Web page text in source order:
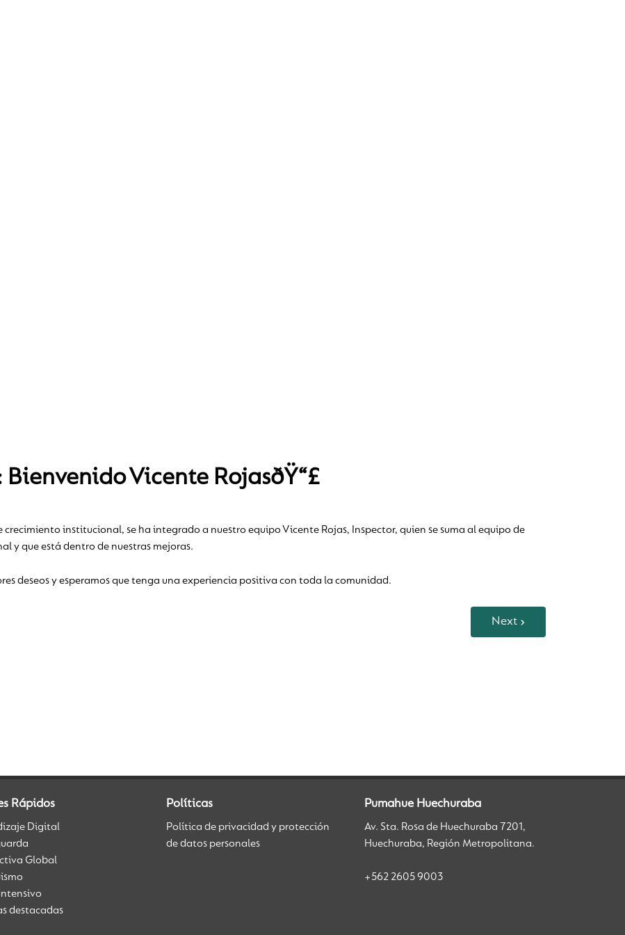
Vicente RojasðŸ“£
institucional, se ha integrado a nuestro equipo Vicente Rojas, Inspector, quien se suma al equipo de
y que está dentro de nuestras mejoras.
deseos y esperamos que tenga una experiencia positiva con toda la comunidad.
Next
Rápidos
Digital
Global
destacadas
Políticas
Política de privacidad y protección
de datos personales
Pumahue Huechuraba
Av. Sta. Rosa de Huechuraba 7201,
Huechuraba, Región Metropolitana.
+562 2605 9003